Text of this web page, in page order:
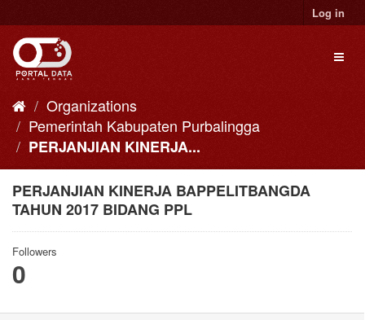
to
content
Log in
Organizations
Pemerintah Kabupaten Purbalingga
PERJANJIAN KINERJA...
PERJANJIAN KINERJA BAPPELITBANGDA
TAHUN 2017 BIDANG PPL
Followers
0